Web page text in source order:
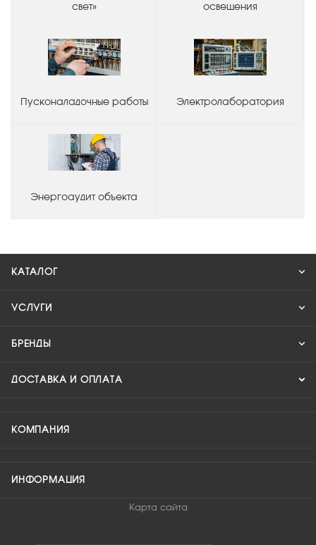
свет»
освещения
Пусконаладочные работы Электролаборатория
Энергоаудит объекта
КАТАЛОГ
УСЛУГИ
БРЕНДЫ
ДОСТАВКА И ОПЛАТА
КОМПАНИЯ
ИНФОРМАЦИЯ
Карта сайта